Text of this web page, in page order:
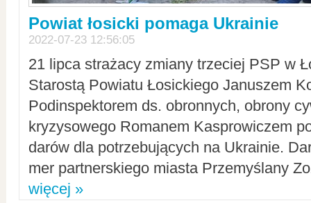
Powiat łosicki pomaga Ukrainie
2022-07-23 12:56:05
21 lipca strażacy zmiany trzeciej PSP w
Starostą Powiatu Łosickiego Januszem
Podinspektorem ds. obronnych, obrony
kryzysowego Romanem Kasprowiczem
darów dla potrzebujących na Ukrainie.
mer partnerskiego miasta Przemyślany
więcej »